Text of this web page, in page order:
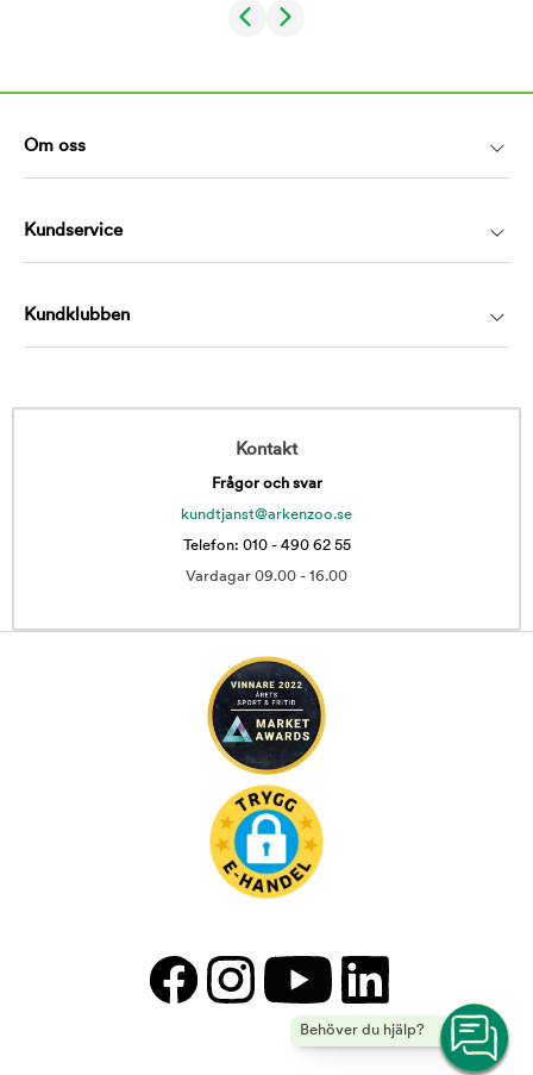
Behöver du hjälp?
Om oss
Kundservice
Kundklubben
Kontakt
Frågor och svar
kundtjanst@arkenzoo.se
Telefon: 010 - 490 62 55
Vardagar 09.00 - 16.00